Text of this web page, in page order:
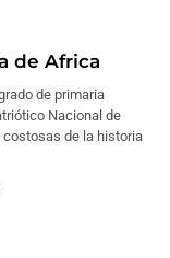
de Africa
de primaria
Nacional de
costosas de la historia